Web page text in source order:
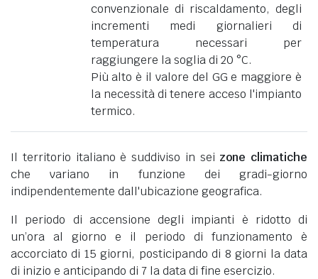
convenzionale di riscaldamento, degli
incrementi medi giornalieri di
temperatura necessari per
raggiungere la soglia di 20 °C.
Più alto è il valore del GG e maggiore è
la necessità di tenere acceso l'impianto
termico.
Il territorio italiano è suddiviso in sei zone climatiche
che variano in funzione dei gradi-giorno
indipendentemente dall'ubicazione geografica.
Il periodo di accensione degli impianti è ridotto di
un’ora al giorno e il periodo di funzionamento è
accorciato di 15 giorni, posticipando di 8 giorni la data
di inizio e anticipando di 7 la data di fine esercizio.